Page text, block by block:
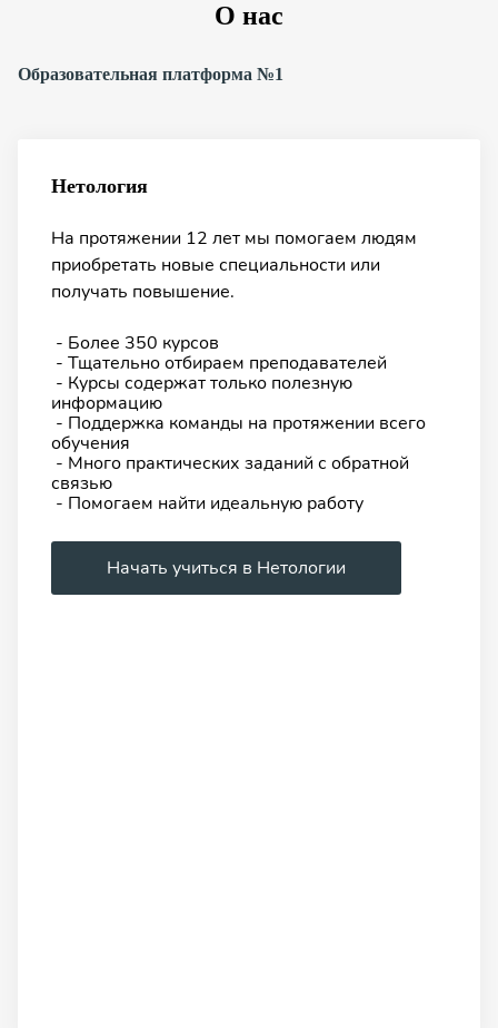
О нас
Образовательная платформа №1
Нетология
На протяжении 12 лет мы помогаем людям
приобретать новые специальности или
получать повышение.
- Более 350 курсов
- Тщательно отбираем преподавателей
- Курсы содержат только полезную
информацию
- Поддержка команды на протяжении всего
обучения
- Много практических заданий с обратной
связью
- Помогаем найти идеальную работу
Начать учиться в Нетологии